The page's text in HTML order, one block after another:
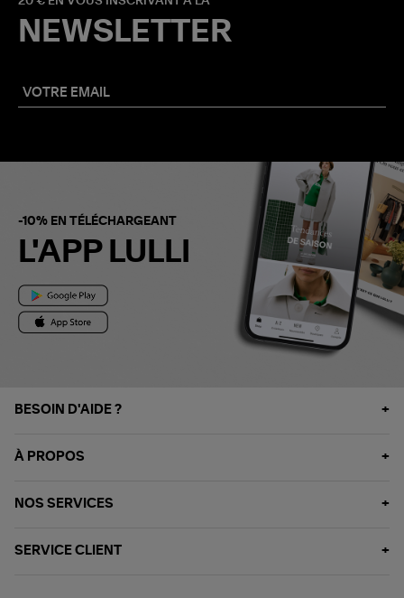
NEWSLETTER
-10% EN TÉLÉCHARGEANT
L'APP LULLI
BESOIN D'AIDE ?
À PROPOS
NOS SERVICES
SERVICE CLIENT